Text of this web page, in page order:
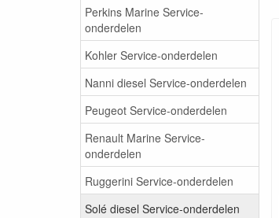
Perkins Marine Service-
onderdelen
Kohler Service-onderdelen
Nanni diesel Service-onderdelen
Peugeot Service-onderdelen
Renault Marine Service-
onderdelen
Ruggerini Service-onderdelen
Solé diesel Service-onderdelen